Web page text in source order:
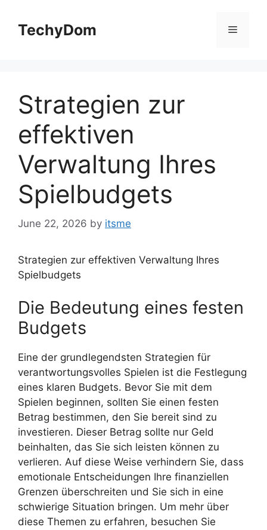
contentTechyDom Menu
Strategien zur
effektiven
Verwaltung Ihres
Spielbudgets
June 22, 2026 by itsme
Strategien zur effektiven Verwaltung Ihres
Spielbudgets
Die Bedeutung eines festen
Budgets
Eine der grundlegendsten Strategien für
verantwortungsvolles Spielen ist die Festlegung
eines klaren Budgets. Bevor Sie mit dem
Spielen beginnen, sollten Sie einen festen
Betrag bestimmen, den Sie bereit sind zu
investieren. Dieser Betrag sollte nur Geld
beinhalten, das Sie sich leisten können zu
verlieren. Auf diese Weise verhindern Sie, dass
emotionale Entscheidungen Ihre finanziellen
Grenzen überschreiten und Sie sich in eine
schwierige Situation bringen. Um mehr über
diese Themen zu erfahren, besuchen Sie